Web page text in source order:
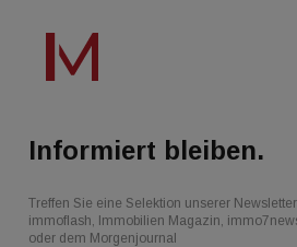
Informiert bleiben.
Treffen Sie eine Selektion unserer
immoflash, Immobilien Magazin,
oder dem Morgenjournal